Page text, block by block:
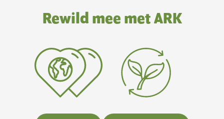
Rewild mee met ARK